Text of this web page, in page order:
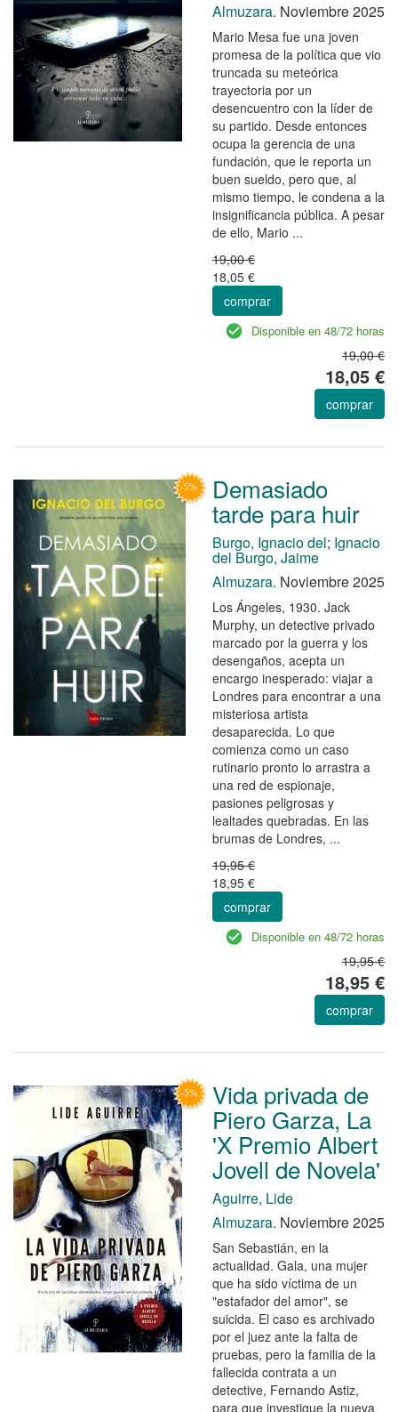
Almuzara. Noviembre 2025
Mario Mesa fue una joven
promesa de la política que vio
truncada su meteórica
trayectoria por un
desencuentro con la líder de
su partido. Desde entonces
ocupa la gerencia de una
fundación, que le reporta un
buen sueldo, pero que, al
mismo tiempo, le condena a la
insignificancia pública. A pesar
de ello, Mario ...
19,00 €
18,05 €
comprar
Disponible en 48/72 horas
19,00 €
18,05 €
comprar
Demasiado
tarde para huir
Burgo, Ignacio del; Ignacio
del Burgo, Jaime
Almuzara. Noviembre 2025
Los Ángeles, 1930. Jack
Murphy, un detective privado
marcado por la guerra y los
desengaños, acepta un
encargo inesperado: viajar a
Londres para encontrar a una
misteriosa artista
desaparecida. Lo que
comienza como un caso
rutinario pronto lo arrastra a
una red de espionaje,
pasiones peligrosas y
lealtades quebradas. En las
brumas de Londres, ...
19,95 €
18,95 €
comprar
Disponible en 48/72 horas
19,95 €
18,95 €
comprar
Vida privada de
Piero Garza, La
'X Premio Albert
Jovell de Novela'
Aguirre, Lide
Almuzara. Noviembre 2025
San Sebastián, en la
actualidad. Gala, una mujer
que ha sido víctima de un
"estafador del amor", se
suicida. El caso es archivado
por el juez ante la falta de
pruebas, pero la familia de la
fallecida contrata a un
detective, Fernando Astiz,
para que investigue la nueva